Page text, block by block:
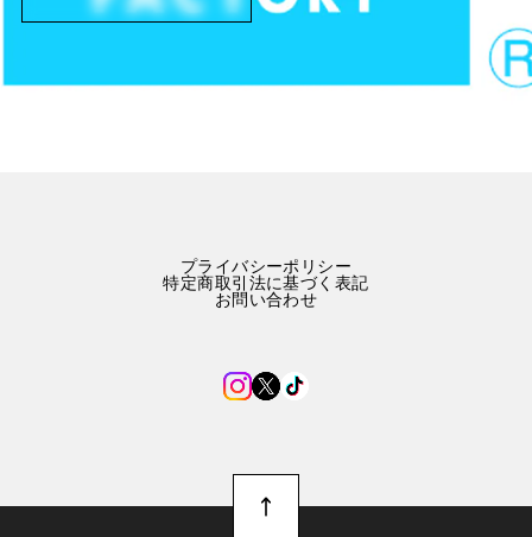
プライバシーポリシー
特定商取引法に基づく表記
お問い合わせ